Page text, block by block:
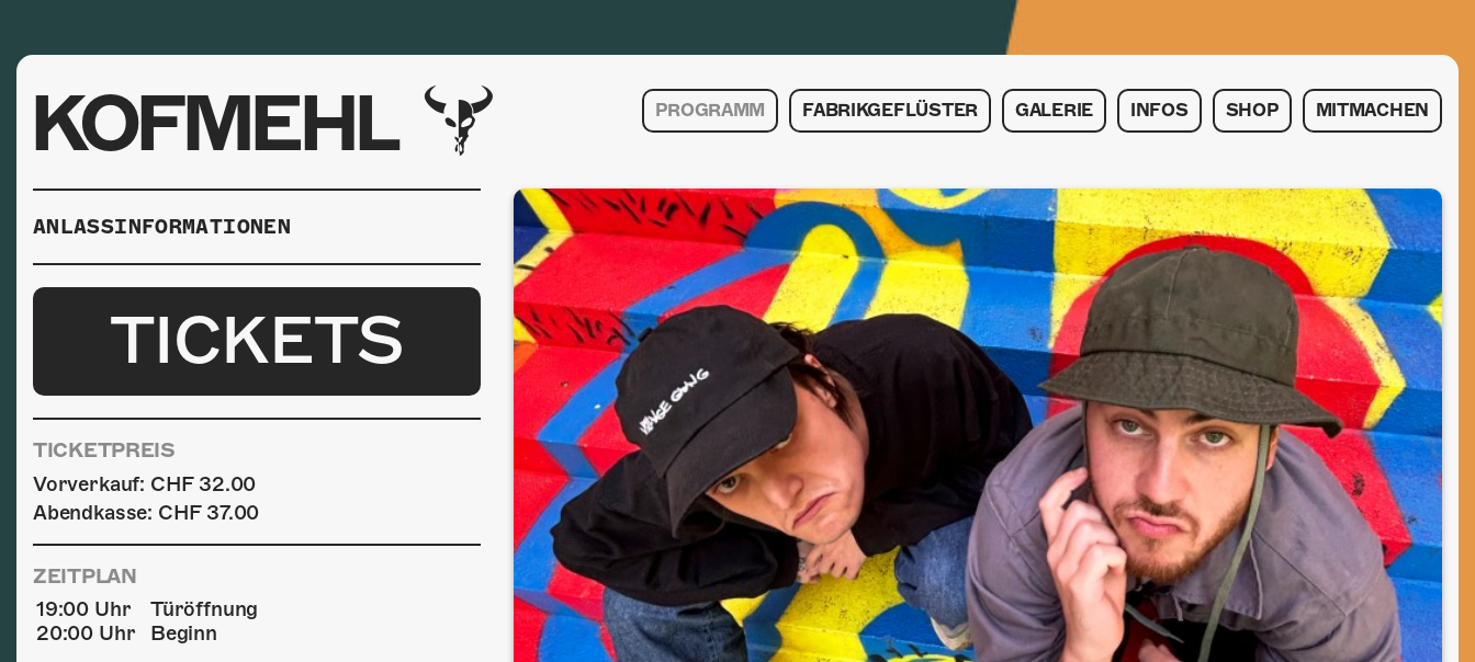
KOFMEHL PROGRAMM FABRIKGEFLÜSTER GALERIE INFOS SHOP MITMACHEN
ANLASSINFORMATIONEN
TICKETS
TICKETPREIS
Vorverkauf: CHF 32.00
Abendkasse: CHF 37.00
ZEITPLAN
19:00 Uhr
Türöffnung
20:00 Uhr
Beginn